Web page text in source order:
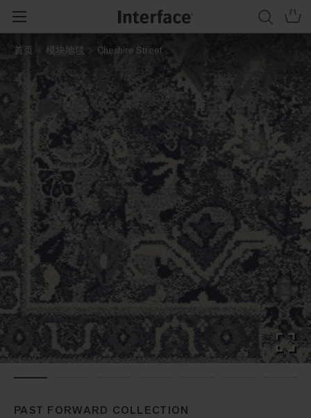
首页 模块地毯 Cheshire Street
PAST FORWARD COLLECTION